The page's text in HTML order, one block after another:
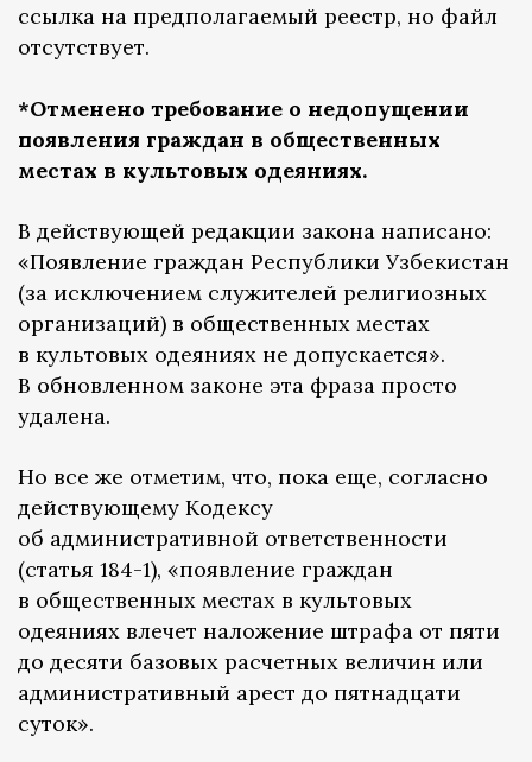
ссылка на предполагаемый реестр, но файл
отсутствует.
*Отменено требование о недопущении
появления граждан в общественных
местах в культовых одеяниях.
В действующей редакции закона написано:
«Появление граждан Республики Узбекистан
(за исключением служителей религиозных
организаций) в общественных местах
в культовых одеяниях не допускается».
В обновленном законе эта фраза просто
удалена.
Но все же отметим, что, пока еще, согласно
действующему Кодексу
об административной ответственности
(статья 184-1), «появление граждан
в общественных местах в культовых
одеяниях влечет наложение штрафа от пяти
до десяти базовых расчетных величин или
административный арест до пятнадцати
суток».